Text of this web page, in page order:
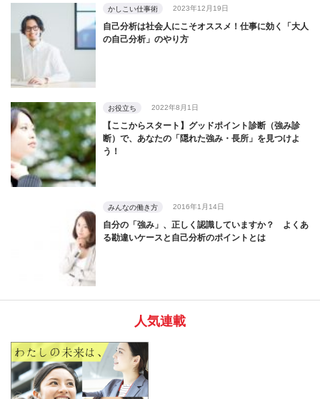
かしこい仕事術 2023年12月19日
自己分析は社会人にこそオススメ！仕事に効く「大人
の自己分析」のやり方
お役立ち 2022年8月1日
【ここからスタート】グッドポイント診断（強み診
断）で、あなたの「隠れた強み・長所」を見つけよ
う！
みんなの働き方 2016年1月14日
自分の「強み」、正しく認識していますか？ よくあ
る勘違いケースと自己分析のポイントとは
人気連載